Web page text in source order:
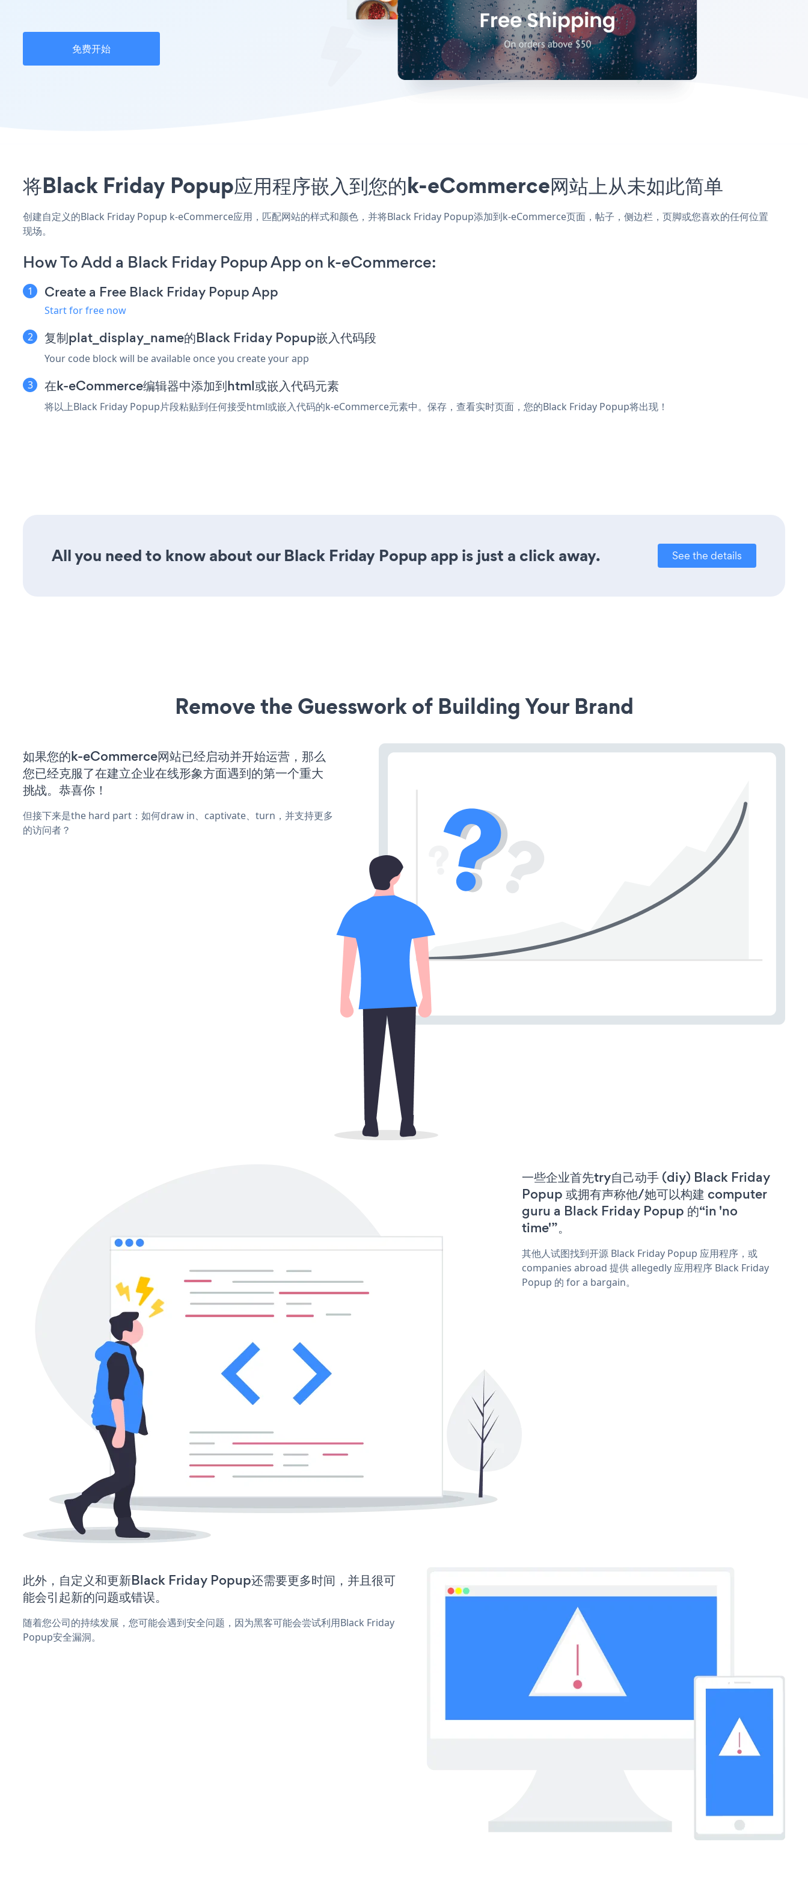
免费开始
将Black Friday Popup应用程序嵌入到您的k-eCommerce网站上从未如此简单
创建自定义的Black Friday Popup k-eCommerce应用，匹配网站的样式和颜色，并将Black Friday Popup添加到k-eCommerce页面，帖子，侧边栏，页脚或您喜欢的任何位置
现场。
How To Add a Black Friday Popup App on k-eCommerce:
Create a Free Black Friday Popup App
Start for free now
复制plat_display_name的Black Friday Popup嵌入代码段
Your code block will be available once you create your app
在k-eCommerce编辑器中添加到html或嵌入代码元素
将以上Black Friday Popup片段粘贴到任何接受html或嵌入代码的k-eCommerce元素中。保存，查看实时页面，您的Black Friday Popup将出现！
All you need to know about our Black Friday Popup app is just a click away. See the details
Remove the Guesswork of Building Your Brand
如果您的k-eCommerce网站已经启动并开始运营，那么
您已经克服了在建立企业在线形象方面遇到的第一个重大
挑战。恭喜你！
但接下来是the hard part：如何draw in、captivate、turn，并支持更多
的访问者？
一些企业首先try自己动手 (diy) Black Friday
Popup 或拥有声称他/她可以构建 computer
guru a Black Friday Popup 的“in 'no
time'”。
其他人试图找到开源 Black Friday Popup 应用程序，或
companies abroad 提供 allegedly 应用程序 Black Friday
Popup 的 for a bargain。
此外，自定义和更新Black Friday Popup还需要更多时间，并且很可
能会引起新的问题或错误。
随着您公司的持续发展，您可能会遇到安全问题，因为黑客可能会尝试利用Black Friday
Popup安全漏洞。